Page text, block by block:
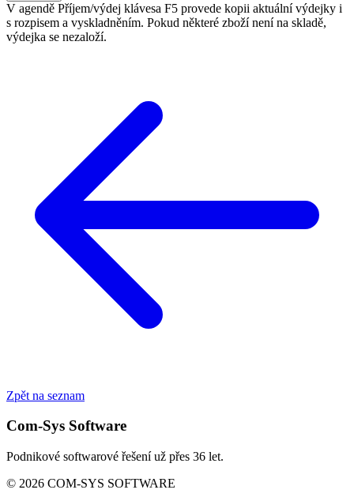
V agendě Příjem/výdej klávesa F5 provede kopii aktuální výdejky i
s rozpisem a vyskladněním. Pokud některé zboží není na skladě,
výdejka se nezaloží.
Zpět na seznam
Com-Sys Software
Podnikové softwarové řešení už přes 36 let.
© 2026 COM-SYS SOFTWARE